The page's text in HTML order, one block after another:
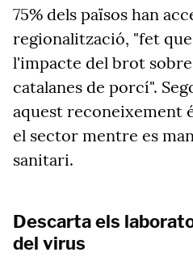
75% dels països han
regionalització, "fet
l'impacte del brot
catalanes de porcí".
aquest reconeixement
el sector mentre es
sanitari.
Descarta els
del virus